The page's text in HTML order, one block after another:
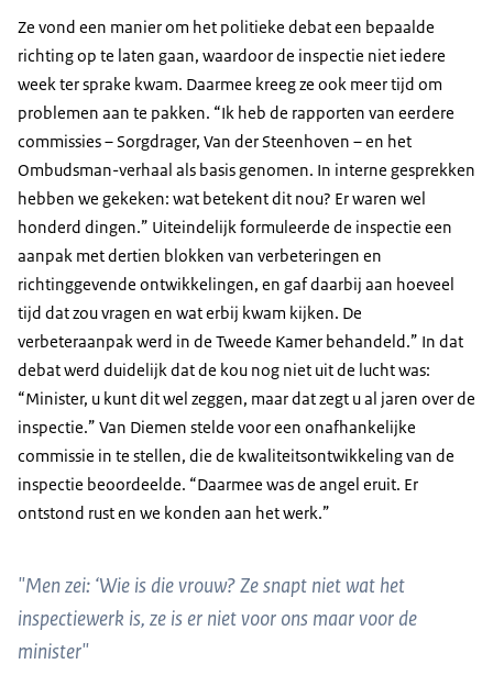
Ze vond een manier om het politieke debat een bepaalde
richting op te laten gaan, waardoor de inspectie niet iedere
week ter sprake kwam. Daarmee kreeg ze ook meer tijd om
problemen aan te pakken. “Ik heb de rapporten van eerdere
commissies – Sorgdrager, Van der Steenhoven – en het
Ombudsman-verhaal als basis genomen. In interne gesprekken
hebben we gekeken: wat betekent dit nou? Er waren wel
honderd dingen.” Uiteindelijk formuleerde de inspectie een
aanpak met dertien blokken van verbeteringen en
richtinggevende ontwikkelingen, en gaf daarbij aan hoeveel
tijd dat zou vragen en wat erbij kwam kijken. De
verbeteraanpak werd in de Tweede Kamer behandeld.” In dat
debat werd duidelijk dat de kou nog niet uit de lucht was:
“Minister, u kunt dit wel zeggen, maar dat zegt u al jaren over de
inspectie.” Van Diemen stelde voor een onafhankelijke
commissie in te stellen, die de kwaliteitsontwikkeling van de
inspectie beoordeelde. “Daarmee was de angel eruit. Er
ontstond rust en we konden aan het werk.”
"Men zei: ‘Wie is die vrouw? Ze snapt niet wat het
inspectiewerk is, ze is er niet voor ons maar voor de
minister"